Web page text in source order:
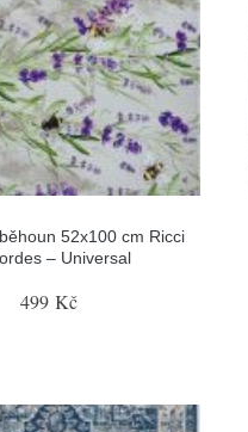
52x100 cm Ricci
– Universal
499 Kč